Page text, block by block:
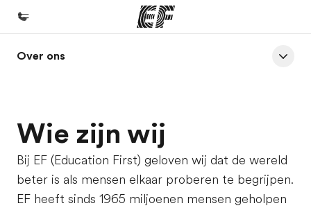
Home
Bekijk alles dat we doen
Kantoren
Over ons
Wie zijn wij
Bij EF (Education First) geloven wij dat de wereld
beter is als mensen elkaar proberen te begrijpen.
EF heeft sinds 1965 miljoenen mensen geholpen